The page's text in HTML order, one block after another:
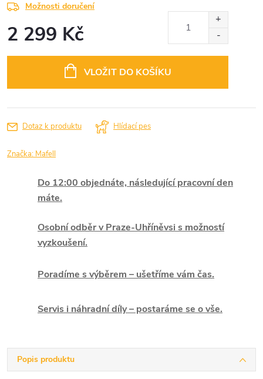
Možnosti doručení
2 299 Kč
VLOŽIT DO KOŠÍKU
Dotaz k produktu Hlídací pes
Značka: Mafell
Do 12:00 objednáte, následující pracovní den
máte.
Osobní odběr v Praze-Uhříněvsi s možností
vyzkoušení.
Poradíme s výběrem – ušetříme vám čas.
Servis i náhradní díly – postaráme se o vše.
Popis produktu